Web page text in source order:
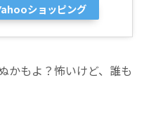
ショッピング
かもよ？怖いけど、誰も